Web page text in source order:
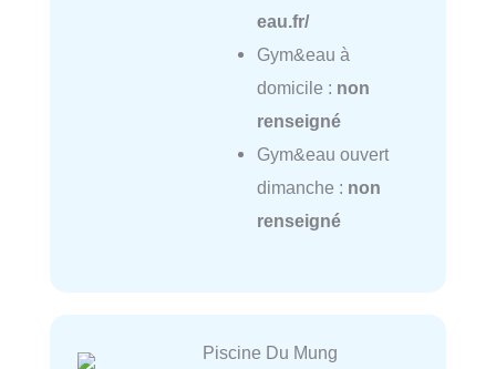
eau.fr/
Gym&eau à
domicile : non
renseigné
Gym&eau ouvert
dimanche : non
renseigné
Piscine Du Mung